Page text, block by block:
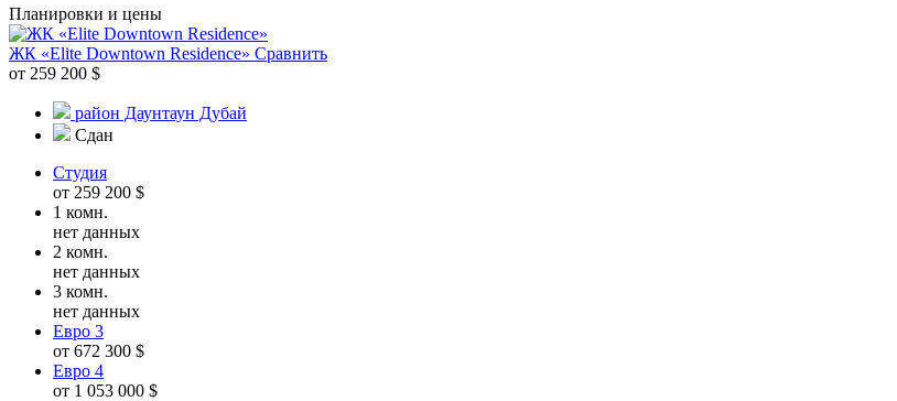
Планировки и цены
ЖК «Elite Downtown Residence» Сравнить
от 259 200 $
район Даунтаун Дубай
Сдан
Студия
от 259 200 $
1 комн.
нет данных
2 комн.
нет данных
3 комн.
нет данных
Евро 3
от 672 300 $
Евро 4
от 1 053 000 $